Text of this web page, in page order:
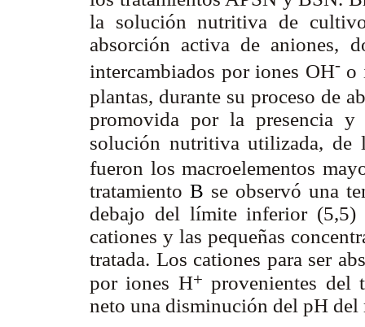
la solución nutritiva de
absorción activa de aniones,
intercambiados por iones OH-o
plantas, durante su proceso de
promovida por la presencia
solución nutritiva utilizada, de
fueron los macroelementos
tratamiento B se observó una
debajo del límite inferior (5,5)
cationes y las pequeñas
tratada. Los cationes para ser
por iones H+ provenientes del
neto una disminución del pH